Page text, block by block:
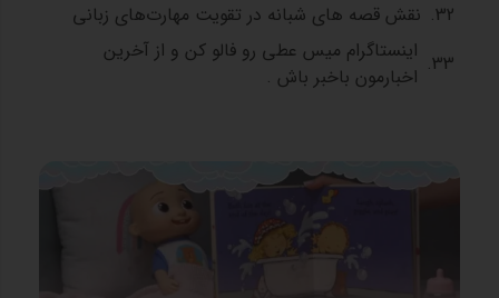
نقش قصه‌ های شبانه در تقویت مهارت‌های زبانی
اینستاگرام میس عطی رو فالو کن و از آخرین
اخبارمون باخبر باش .